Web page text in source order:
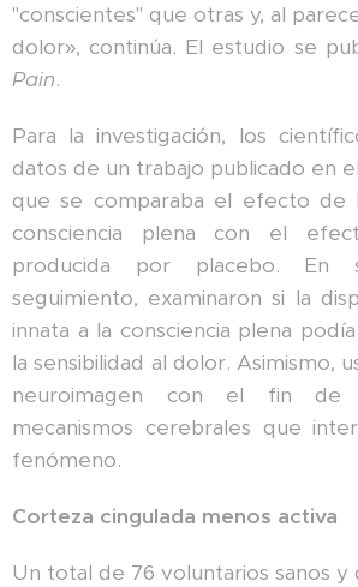
"conscientes" que otras y, al
dolor», continúa. El estudio se
Pain.
Para la investigación, los
datos de un trabajo publicado en
que se comparaba el efecto de
consciencia plena con el
producida por placebo. En
seguimiento, examinaron si la
innata a la consciencia plena
la sensibilidad al dolor. Asimismo,
neuroimagen con el fin de
mecanismos cerebrales que
fenómeno.
Corteza cingulada menos activa
Un total de 76 voluntarios sanos y